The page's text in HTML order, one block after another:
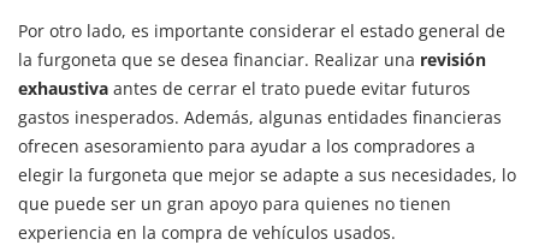
Por otro lado, es importante considerar el estado general de
la furgoneta que se desea financiar. Realizar una revisión
exhaustiva antes de cerrar el trato puede evitar futuros
gastos inesperados. Además, algunas entidades financieras
ofrecen asesoramiento para ayudar a los compradores a
elegir la furgoneta que mejor se adapte a sus necesidades, lo
que puede ser un gran apoyo para quienes no tienen
experiencia en la compra de vehículos usados.